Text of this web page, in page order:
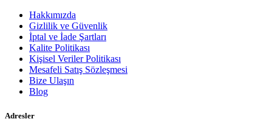
Hakkımızda
Gizlilik ve Güvenlik
İptal ve İade Şartları
Kalite Politikası
Kişisel Veriler Politikası
Mesafeli Satış Sözleşmesi
Bize Ulaşın
Blog
Adresler